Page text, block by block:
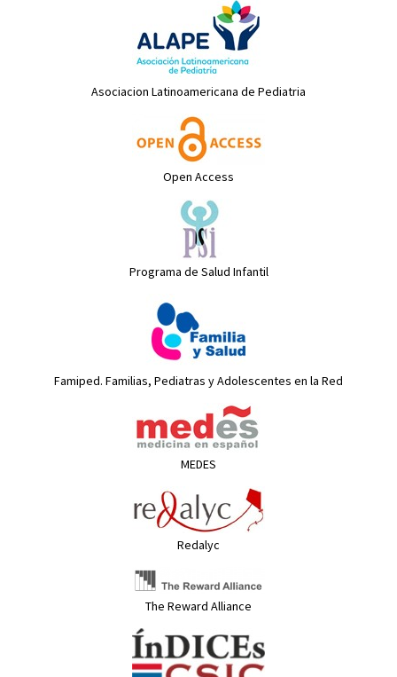
Asociacion Latinoamericana de Pediatria
Open Access
Programa de Salud Infantil
Famiped. Familias, Pediatras y Adolescentes en la Red
MEDES
Redalyc
The Reward Alliance